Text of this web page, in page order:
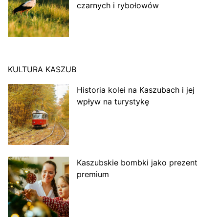
czarnych i rybołowów
KULTURA KASZUB
Historia kolei na Kaszubach i jej
wpływ na turystykę
Kaszubskie bombki jako prezent
premium